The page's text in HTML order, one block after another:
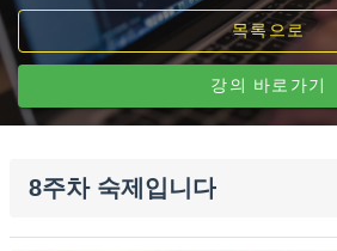
목록으로
강의 바로가기
8주차 숙제입니다